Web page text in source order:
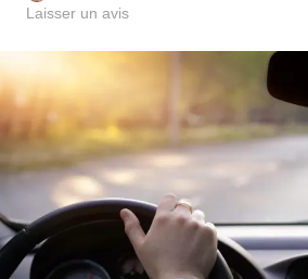
Laisser un avis